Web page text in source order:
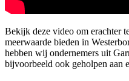
Bekijk deze video om erachter
meerwaarde bieden in
hebben wij ondernemers uit
bijvoorbeeld ook geholpen aan